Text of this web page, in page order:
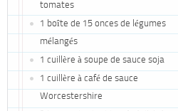
tomates
1 boîte de 15 onces de légumes
mélangés
1 cuillère à soupe de sauce soja
1 cuillère à café de sauce
Worcestershire